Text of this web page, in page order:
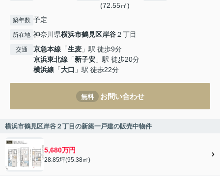
(72.55㎡)
築年数 予定
所在地 神奈川県横浜市鶴見区岸谷２丁目
交通 京急本線 「生麦 」駅 徒歩9分
京浜東北線 「新子安 」駅 徒歩20分
横浜線 「大口 」駅 徒歩22分
無料 お問い合わせ
横浜市鶴見区岸谷２丁目の新築一戸建の販売中物件
5,680万円
28.85坪(95.38㎡)